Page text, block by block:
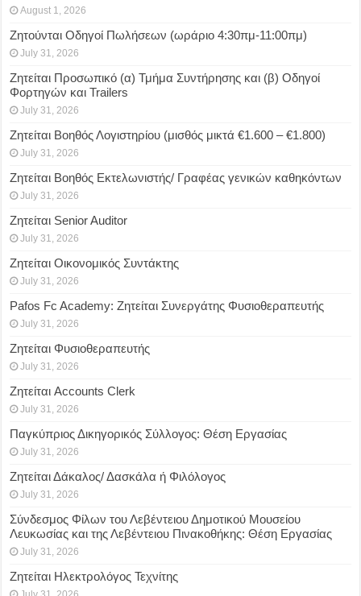
August 1, 2026
Ζητούνται Οδηγοί Πωλήσεων (ωράριο 4:30πμ-11:00πμ)
July 31, 2026
Ζητείται Προσωπικό (α) Τμήμα Συντήρησης και (β) Οδηγοί
Φορτηγών και Trailers
July 31, 2026
Ζητείται Βοηθός Λογιστηρίου (μισθός μικτά €1.600 – €1.800)
July 31, 2026
Ζητείται Βοηθός Εκτελωνιστής/ Γραφέας γενικών καθηκόντων
July 31, 2026
Ζητείται Senior Auditor
July 31, 2026
Ζητείται Οικονομικός Συντάκτης
July 31, 2026
Pafos Fc Academy: Ζητείται Συνεργάτης Φυσιοθεραπευτής
July 31, 2026
Ζητείται Φυσιοθεραπευτής
July 31, 2026
Ζητείται Accounts Clerk
July 31, 2026
Παγκύπριος Δικηγορικός Σύλλογος: Θέση Εργασίας
July 31, 2026
Ζητείται Δάκαλος/ Δασκάλα ή Φιλόλογος
July 31, 2026
Σύνδεσμος Φίλων του Λεβέντειου Δημοτικού Μουσείου
Λευκωσίας και της Λεβέντειου Πινακοθήκης: Θέση Εργασίας
July 31, 2026
Ζητείται Ηλεκτρολόγος Τεχνίτης